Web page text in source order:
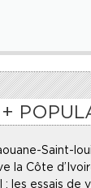
Saint-
la Côte
: les essais de